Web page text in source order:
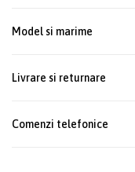
Model si marime
Livrare si returnare
Comenzi telefonice